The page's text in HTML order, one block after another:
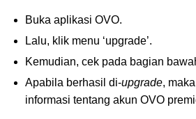
Buka aplikasi OVO.
Lalu, klik menu ‘upgrade’.
Kemudian, cek pada bagian
Apabila berhasil di-upgrade,
informasi tentang akun OVO